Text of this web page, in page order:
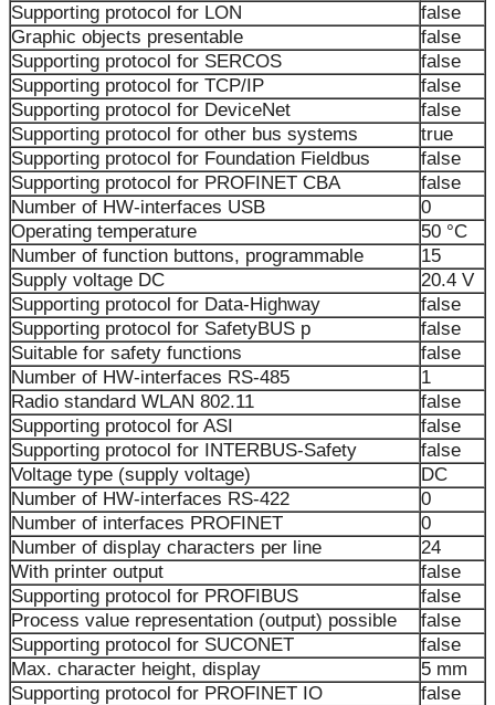
Supporting protocol for LON
false
Graphic objects presentable
false
Supporting protocol for SERCOS
false
Supporting protocol for TCP/IP
false
Supporting protocol for DeviceNet
false
Supporting protocol for other bus systems
true
Supporting protocol for Foundation Fieldbus
false
Supporting protocol for PROFINET CBA
false
Number of HW-interfaces USB
0
Operating temperature
50 °C
Number of function buttons, programmable
15
Supply voltage DC
20.4 V
Supporting protocol for Data-Highway
false
Supporting protocol for SafetyBUS p
false
Suitable for safety functions
false
Number of HW-interfaces RS-485
1
Radio standard WLAN 802.11
false
Supporting protocol for ASI
false
Supporting protocol for INTERBUS-Safety
false
Voltage type (supply voltage)
DC
Number of HW-interfaces RS-422
0
Number of interfaces PROFINET
0
Number of display characters per line
24
With printer output
false
Supporting protocol for PROFIBUS
false
Process value representation (output) possible
false
Supporting protocol for SUCONET
false
Max. character height, display
5 mm
Supporting protocol for PROFINET IO
false